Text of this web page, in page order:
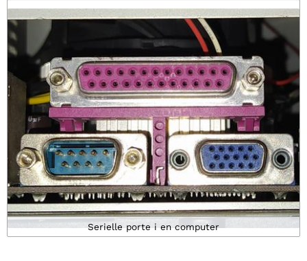
Serielle porte i en computer